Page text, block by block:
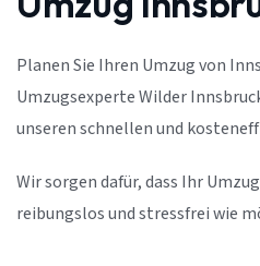
Planen Sie Ihren Umzug von
Umzugsexperte Wilder
unseren schnellen und
Wir sorgen dafür, dass Ihr
reibungslos und stressfrei wie